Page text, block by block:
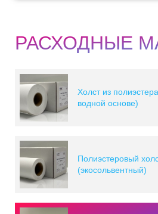
РАСХОДНЫЕ
Холст из
водной основе)
Полиэстеровый
(экосольвентный)